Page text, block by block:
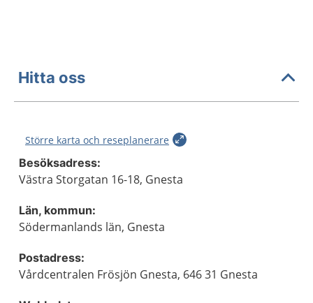
Hitta oss
Större karta och reseplanerare
Besöksadress:
Västra Storgatan 16-18, Gnesta
Län, kommun:
Södermanlands län, Gnesta
Postadress:
Vårdcentralen Frösjön Gnesta, 646 31 Gnesta